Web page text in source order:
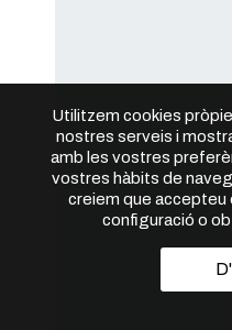
Utilitzem cookies
nostres serveis i
amb les vostres
vostres hàbits de
creiem que accepteu
configuració o